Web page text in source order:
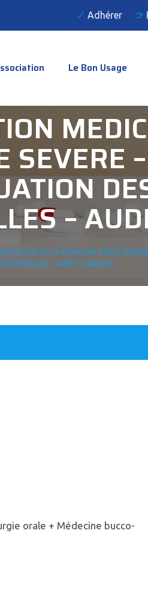
Adhérer
Le Bon Usage
SEVERE
–
DE LA DOULEUR AIGUE
– AUDIT CLINIQUE
orale + Médecine bucco-